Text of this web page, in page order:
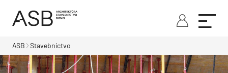
ASB Stavebníctvo